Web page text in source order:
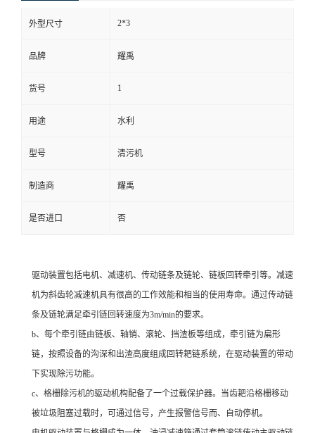
外型尺寸 2*3
品牌 耀禹
货号 1
用途 水利
型号 清污机
制造商 耀禹
是否进口 否
驱动装置包括电机、减速机、传动链条及链轮、链板回转牵引等。减速
机为斜齿轮减速机具有很高的工作效能和相当的使用寿命。通过传动链
条及链轮满足牵引链回转速度为3m/min的要求。
b、每个牵引链由链板、轴销、滚轮、挡渣板等组成，牵引链为扁形
链，按照设备的沟深和出渣高度组成回转耙链系统，在驱动装置的带动
下实现除污功能。
c、格栅除污机的驱动机构配备了一个过载保护器。当齿耙沿格栅移动
被垃圾阻塞过载时，可通过信号，产生报警信号而、自动停机。